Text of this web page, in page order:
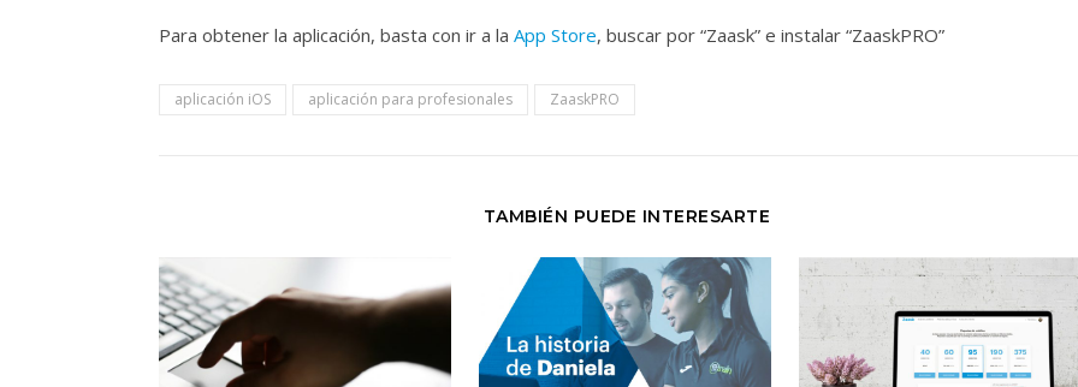
Para obtener la aplicación, basta con ir a la App Store, buscar por “Zaask” e instalar “ZaaskPRO”
aplicación iOS aplicación para profesionales ZaaskPRO
TAMBIÉN PUEDE INTERESARTE